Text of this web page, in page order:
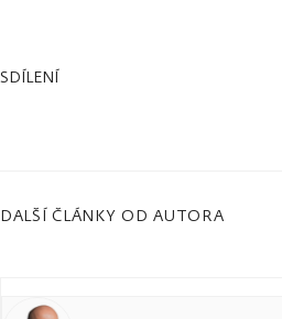
SDÍLENÍ
DALŠÍ ČLÁNKY OD AUTORA